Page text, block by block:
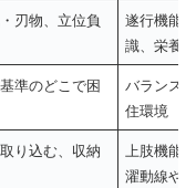
刃物、立位負
遂行機能
識、栄養
準のどこで困
バランス
住環境
り込む、収納
上肢機能
濯動線や